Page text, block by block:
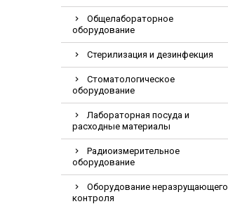
Общелабораторное
оборудование
Стерилизация и дезинфекция
Стоматологическое
оборудование
Лабораторная посуда и
расходные материалы
Радиоизмерительное
оборудование
Оборудование неразрущающего
контроля